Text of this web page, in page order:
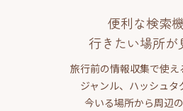
便利な検索
行きたい場所が
旅行前の情報収集で使え
ジャンル、ハッシュタ
今いる場所から周辺